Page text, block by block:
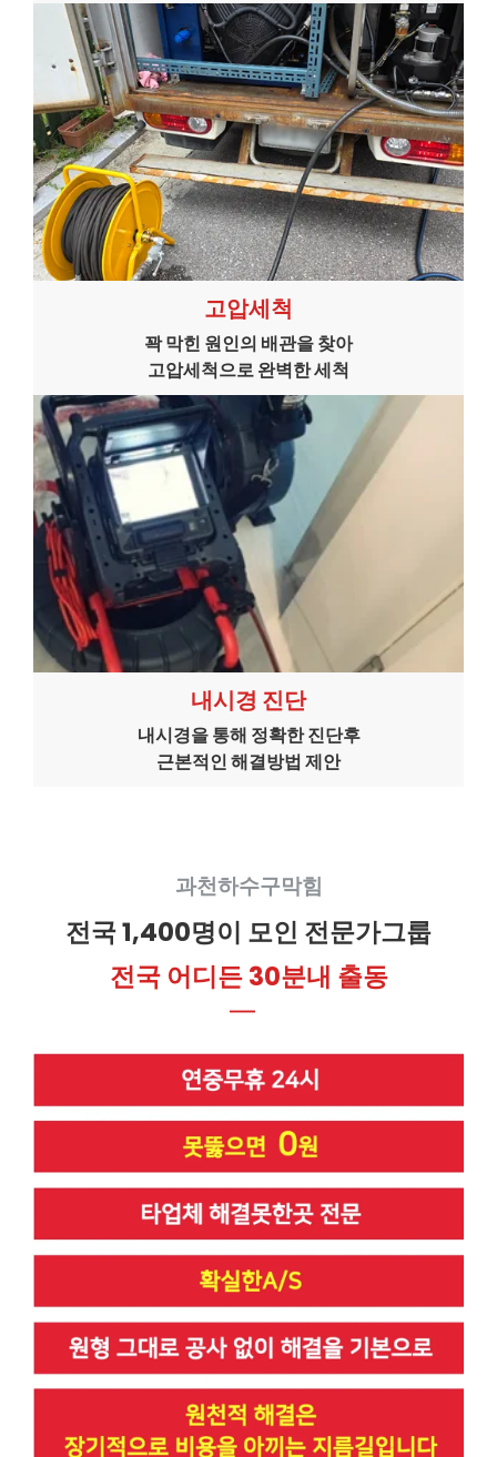
고압세척
꽉 막힌 원인의 배관을 찾아
고압세척으로 완벽한 세척
내시경 진단
내시경을 통해 정확한 진단후
근본적인 해결방법 제안
과천하수구막힘
전국 1,400명이 모인 전문가그룹
전국 어디든 30분내 출동